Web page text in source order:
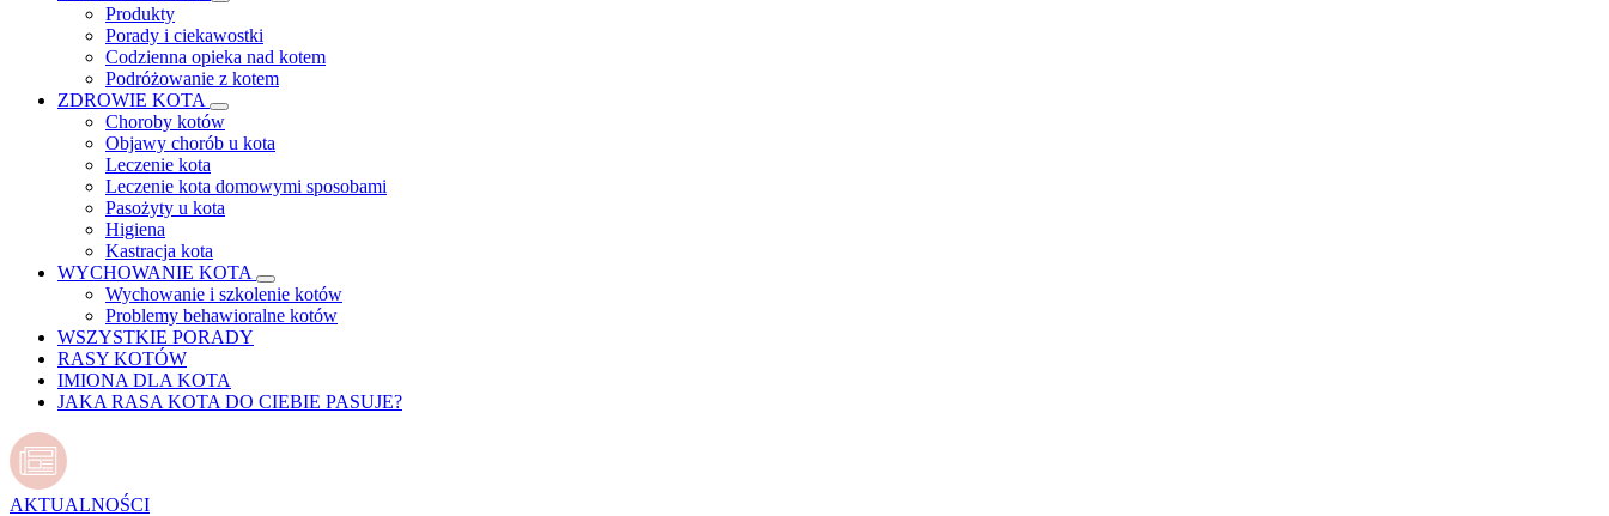
Produkty
Porady i ciekawostki
Codzienna opieka nad kotem
Podróżowanie z kotem
ZDROWIE KOTA
Choroby kotów
Objawy chorób u kota
Leczenie kota
Leczenie kota domowymi sposobami
Pasożyty u kota
Higiena
Kastracja kota
WYCHOWANIE KOTA
Wychowanie i szkolenie kotów
Problemy behawioralne kotów
WSZYSTKIE PORADY
RASY KOTÓW
IMIONA DLA KOTA
JAKA RASA KOTA DO CIEBIE PASUJE?
AKTUALNOŚCI